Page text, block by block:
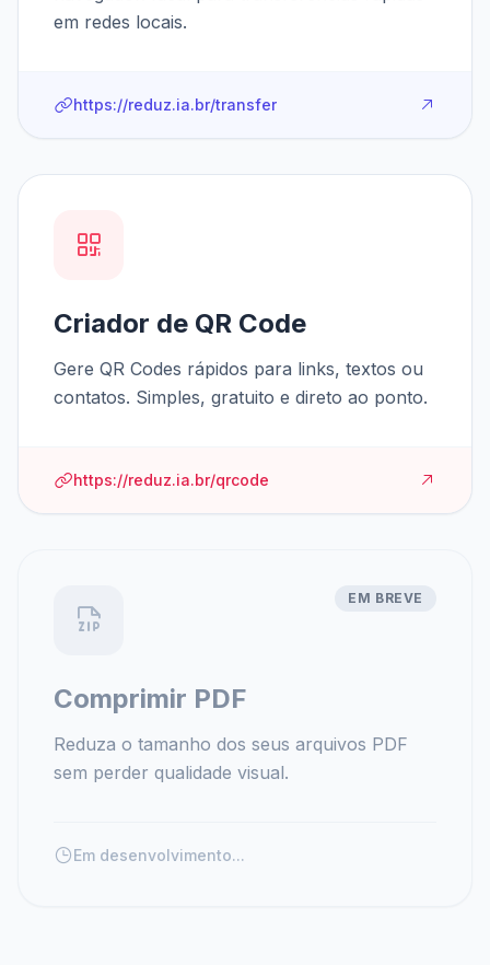
em redes locais.
https://reduz.ia.br/transfer
Criador de QR Code
Gere QR Codes rápidos para links, textos ou
contatos. Simples, gratuito e direto ao ponto.
https://reduz.ia.br/qrcode
EM BREVE
Comprimir PDF
Reduza o tamanho dos seus arquivos PDF
sem perder qualidade visual.
Em desenvolvimento...